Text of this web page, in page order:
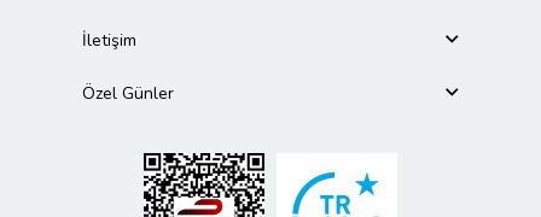
İletişim
Özel Günler